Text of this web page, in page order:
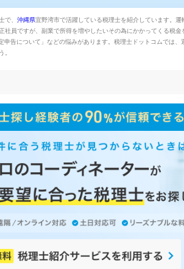
で、 沖縄県宜野湾市で活躍している税理士を紹介しています。
員ですが、副業で所得を増やしたいその為にかかってくる税
告について」などの悩みがあります。税理士ドットコムでは、
。